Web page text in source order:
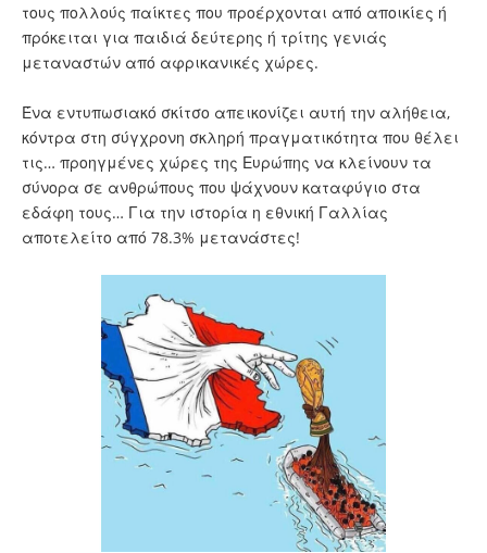
τους πολλούς παίκτες που προέρχονται από αποικίες ή
πρόκειται για παιδιά δεύτερης ή τρίτης γενιάς
μεταναστών από αφρικανικές χώρες.
Ένα εντυπωσιακό σκίτσο απεικονίζει αυτή την αλήθεια,
κόντρα στη σύγχρονη σκληρή πραγματικότητα που θέλει
τις… προηγμένες χώρες της Ευρώπης να κλείνουν τα
σύνορα σε ανθρώπους που ψάχνουν καταφύγιο στα
εδάφη τους… Για την ιστορία η εθνική Γαλλίας
αποτελείτο από 78.3% μετανάστες!